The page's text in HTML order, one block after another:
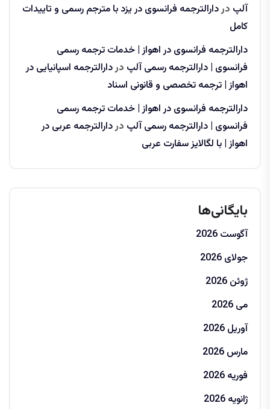
آلپ دردارالترجمه فرانسوی در یزد با مترجم رسمی و تاییدات
کامل
دارالترجمه فرانسوی در اهواز | خدمات ترجمه رسمی
فرانسوی | دارالترجمه رسمی آلپ دردارالترجمه اسپانیایی در
اهواز | ترجمه تخصصی و قانونی اسناد
دارالترجمه فرانسوی در اهواز | خدمات ترجمه رسمی
فرانسوی | دارالترجمه رسمی آلپ دردارالترجمه عربی در
اهواز | با لگالایز سفارت عربی
بایگانی‌ها
آگوست 2026
جولای 2026
ژوئن 2026
می 2026
آوریل 2026
مارس 2026
فوریه 2026
ژانویه 2026